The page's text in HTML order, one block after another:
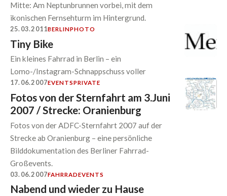
Mitte: Am Neptunbrunnen vorbei, mit dem
ikonischen Fernsehturm im Hintergrund.
25.03.2011BERLINPHOTO
Tiny Bike
Ein kleines Fahrrad in Berlin – ein
Lomo-/Instagram-Schnappschuss voller
17.06.2007EVENTSPRIVATE
Fotos von der Sternfahrt am 3.Juni
2007 / Strecke: Oranienburg
Fotos von der ADFC-Sternfahrt 2007 auf der
Strecke ab Oranienburg – eine persönliche
Bilddokumentation des Berliner Fahrrad-
Großevents.
03.06.2007FAHRRADEVENTS
Nabend und wieder zu Hause